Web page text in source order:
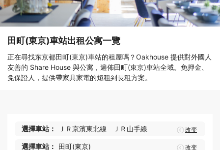
田町(東京)車站出租公寓一覽
正在尋找东京都田町(東京)車站的租屋嗎？Oakhouse 提供對外國人
友善的 Share House 與公寓，遍佈田町(東京)車站全域。免押金、
免保證人，提供帶家具家電的短租到長租方案。
選擇車站： ＪＲ京濱東北線 ＪＲ山手線 改变
選擇車站： 田町(東京) 改变